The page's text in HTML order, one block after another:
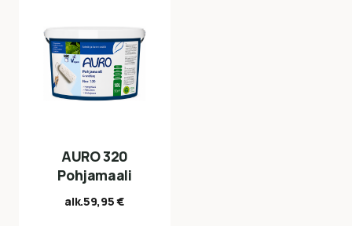
AURO 320
Pohjamaali
alk.59,95€